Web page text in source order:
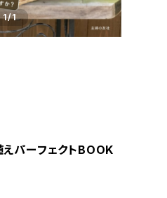
1/1
えパーフェクトBOOK